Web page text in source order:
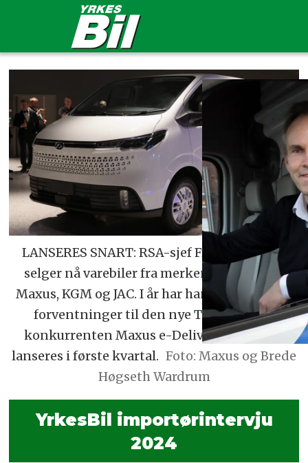
LANSERES SNART: RSA-sjef Frank Dunvold
selger nå varebiler fra merkene Isuzu, BYD,
Maxus, KGM og JAC. I år har han spesielt høye
forventninger til den nye Transporter-
konkurrenten Maxus e-Deliver 7, som skal
lanseres i første kvartal. Foto: Maxus og Brede
Høgseth Wardrum
YrkesBil importørintervju
2024